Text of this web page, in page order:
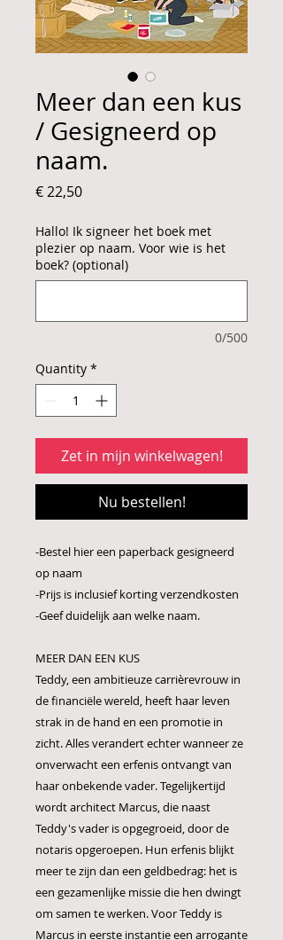
Meer dan een kus
/ Gesigneerd op
naam.
€ 22,50Price
Hallo! Ik signeer het boek met
plezier op naam. Voor wie is het
boek? (optional)
0/500
Quantity *
Zet in mijn winkelwagen!
Nu bestellen!
-Bestel hier een paperback gesigneerd
op naam
-Prijs is inclusief korting verzendkosten
-Geef duidelijk aan welke naam.
MEER DAN EEN KUS
Teddy, een ambitieuze carrièrevrouw in
de financiële wereld, heeft haar leven
strak in de hand en een promotie in
zicht. Alles verandert echter wanneer ze
onverwacht een erfenis ontvangt van
haar onbekende vader. Tegelijkertijd
wordt architect Marcus, die naast
Teddy's vader is opgegroeid, door de
notaris opgeroepen. Hun erfenis blijkt
meer te zijn dan een geldbedrag: het is
een gezamenlijke missie die hen dwingt
om samen te werken. Voor Teddy is
Marcus in eerste instantie een arrogante